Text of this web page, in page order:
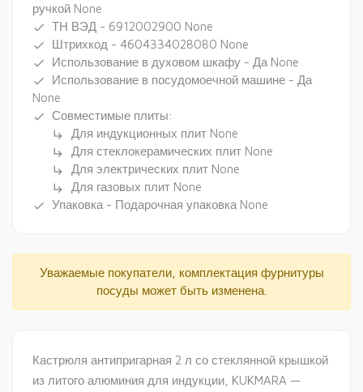
ручкой None
done ТН ВЭД - 6912002900 None
done Штрихкод - 4604334028080 None
done Использование в духовом шкафу - Да None
done
Использование в посудомоечной машине - Да
None
done Совместимые плиты:
subdirectory_arrow_right Для индукционных плит None
subdirectory_arrow_right Для стеклокерамических плит None
subdirectory_arrow_right Для электрических плит None
subdirectory_arrow_right Для газовых плит None
done Упаковка - Подарочная упаковка None
Уважаемые покупатели, комплектация фурнитуры
посуды может быть изменена.
Кастрюля антипригарная 2 л со стеклянной крышкой
из литого алюминия для индукции, KUKMARA —